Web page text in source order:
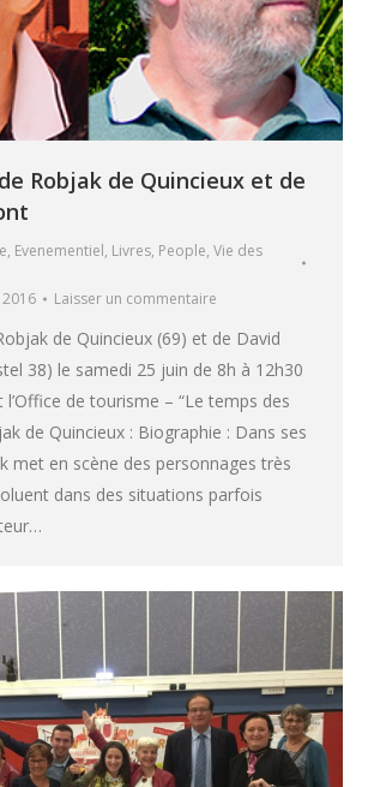
Robjak de Quincieux et de
, Evenementiel, Livres, People, Vie des
Laisser un commentaire
de Quincieux (69) et de David
38) le samedi 25 juin de 8h à 12h30
l’Office de tourisme – “Le temps des
de Quincieux : Biographie : Dans ses
met en scène des personnages très
dans des situations parfois